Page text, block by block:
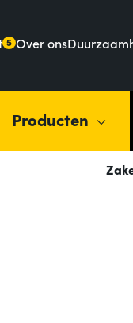
5 Over ons
Producten